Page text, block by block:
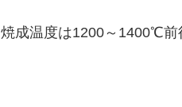
焼成温度は1200～1400℃前